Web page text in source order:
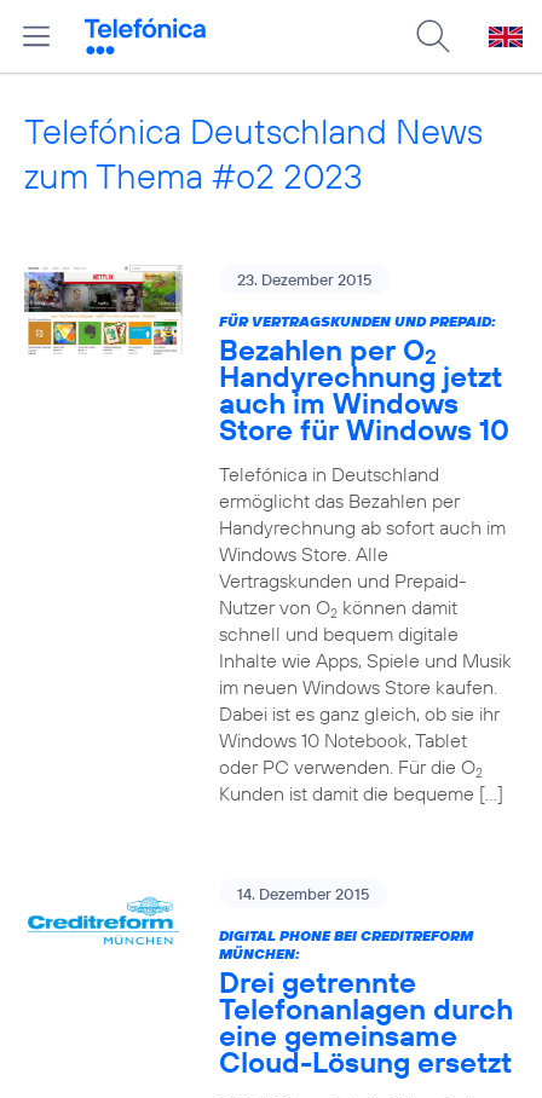
Telefónica Deutschland News
zum Thema #o2 2023
23. Dezember 2015
FÜR VERTRAGSKUNDEN UND PREPAID:
Bezahlen per O2
Handyrechnung jetzt
auch im Windows
Store für Windows 10
Telefónica in Deutschland
ermöglicht das Bezahlen per
Handyrechnung ab sofort auch im
Windows Store. Alle
Vertragskunden und Prepaid-
Nutzer von O2können damit
schnell und bequem digitale
Inhalte wie Apps, Spiele und Musik
im neuen Windows Store kaufen.
Dabei ist es ganz gleich, ob sie ihr
Windows 10 Notebook, Tablet
oder PC verwenden. Für die O2
Kunden ist damit die bequeme […]
14. Dezember 2015
DIGITAL PHONE BEI CREDITREFORM
MÜNCHEN:
Drei getrennte
Telefonanlagen durch
eine gemeinsame
Cloud-Lösung ersetzt